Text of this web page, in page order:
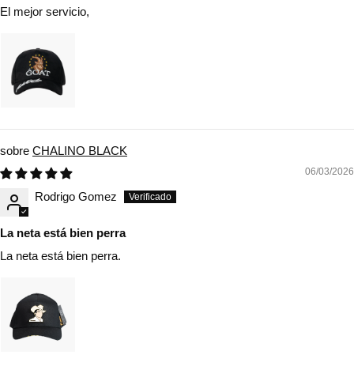
El mejor servicio,
CHALINO BLACK
06/03/2026
Rodrigo Gomez
La neta está bien perra
La neta está bien perra.